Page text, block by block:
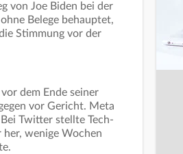
von Joe Biden bei der
Belege behauptet,
Stimmung vor der
dem Ende seiner
vor Gericht. Meta
Twitter stellte Tech-
wenige Wochen